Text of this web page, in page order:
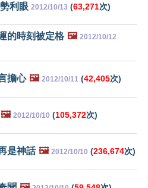
利眼 2012/10/13 (63,271次)
的時刻被定格 🖼️ 2012/10/12
擔心 🖼️ 2012/10/11 (42,405次)
🖼️ 2012/10/10 (105,372次)
是神話 🖼️ 2012/10/10 (236,674次)